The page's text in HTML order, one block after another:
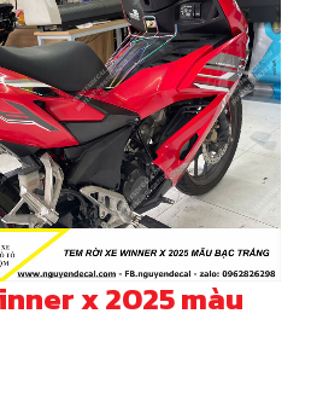
x 2025 màu